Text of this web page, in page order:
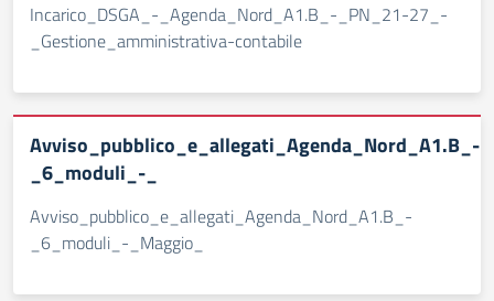
Incarico_DSGA_-_Agenda_Nord_A1.B_-_PN_21-27_-
_Gestione_amministrativa-contabile
Avviso_pubblico_e_allegati_Agenda_Nord_A1.B_-
_6_moduli_-_
Avviso_pubblico_e_allegati_Agenda_Nord_A1.B_-
_6_moduli_-_Maggio_